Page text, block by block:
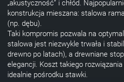
„akustyczność” i chłód.
konstrukcja mieszana: stalowa
(np. dębu).
Taki kompromis pozwala na
stalowa jest niezwykle trwała i
drewno po latach), a drewniane
elegancji. Koszt takiego
idealnie pośrodku stawki.